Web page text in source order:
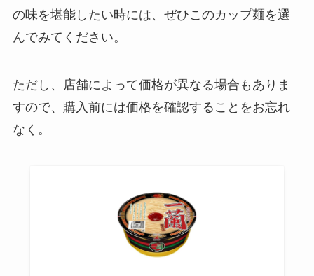
の味を堪能したい時には、ぜひこのカップ麺を選
んでみてください。
ただし、店舗によって価格が異なる場合もありま
すので、購入前には価格を確認することをお忘れ
なく。